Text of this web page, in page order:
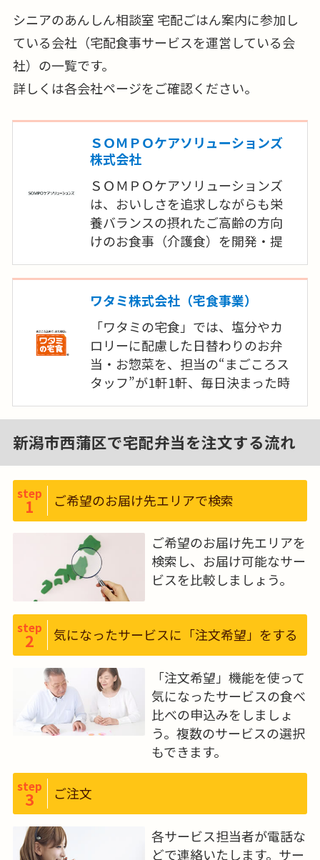
シニアのあんしん相談室 宅配ごはん案内に参加し
ている会社（宅配食事サービスを運営している会
社）の一覧です。
詳しくは各会社ページをご確認ください。
ＳＯＭＰＯケアソリューションズ
株式会社
ＳＯＭＰＯケアソリューションズ
は、おいしさを追求しながらも栄
養バランスの摂れたご高齢の方向
けのお食事（介護食）を開発・提
齢者施設で培ったノウハウを生か
し開発した完全調理済み冷凍惣菜
2022年5月にご高齢の方の低栄養状
態をお食事で楽しみながら予防す
ることをコンセプトとした新商品
「食楽膳プラス」を販売開始してい
ます。栄養バランスは勿論、ご高齢
らかさにこだわった商品です。
ワタミ株式会社（宅食事業）
「ワタミの宅食」では、塩分やカ
ロリーに配慮した日替わりのお弁
当・お惣菜を、担当の“まごころス
タッフ”が1軒1軒、毎日決まった時
しています。“まごころスタッフ”か
ら直接「手渡し」することで、お客
さまとのふれあいやコミュニケー
ます。毎日の食事にお困りの高齢者
の方にお食事をお届けする一方で、
まだまだ働きたいとお考えの元気
な高齢者の方にも私たちの事業に
参画していただき、一緒に高齢者の
方を支えていきたいと考えていま
す。
新潟市西蒲区で宅配弁当を注文する流れ
step
1 ご希望のお届け先エリアで検索
ご希望のお届け先エリアを
検索し、お届け可能なサー
ビスを比較しましょう。
step
2 気になったサービスに「注文希望」をする
「注文希望」機能を使って
気になったサービスの食べ
比べの申込みをしましょ
う。複数のサービスの選択
もできます。
step
3 ご注文
各サービス担当者が電話な
どで連絡いたします。サー